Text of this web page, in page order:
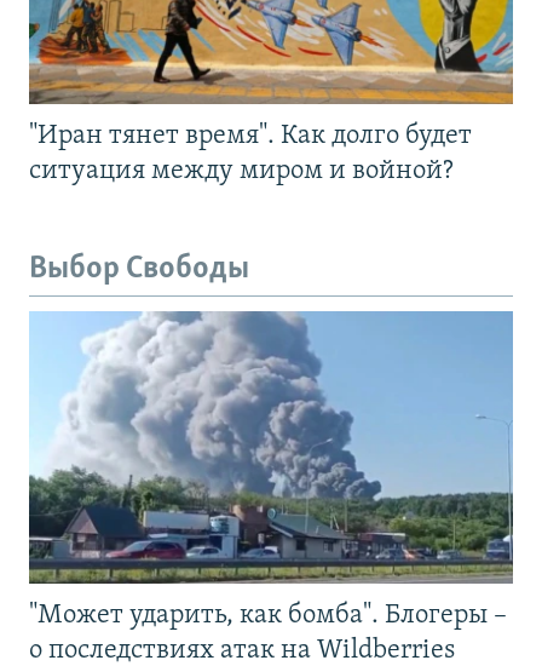
"Иран тянет время". Как долго будет
ситуация между миром и войной?
Выбор Свободы
"Может ударить, как бомба". Блогеры –
о последствиях атак на Wildberries